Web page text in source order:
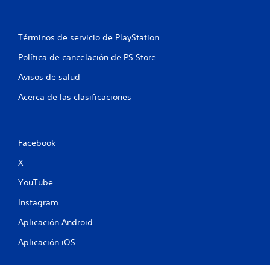
p
t
t
v
Términos de servicio de PlayStation
Política de cancelación de PS Store
Avisos de salud
Acerca de las clasificaciones
Facebook
X
YouTube
Instagram
Aplicación Android
Aplicación iOS